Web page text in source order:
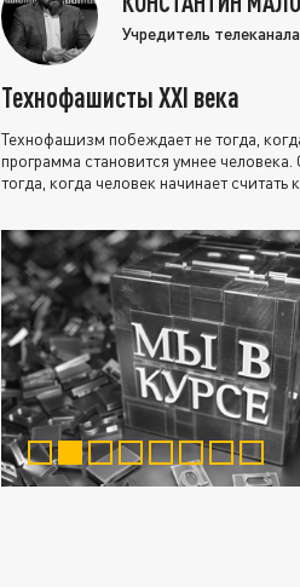
Учредитель
Технофашисты XXI века
Технофашизм побеждает не тогда,
программа становится умнее
тогда, когда человек начинает считать